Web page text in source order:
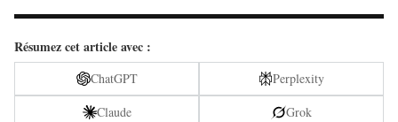
Résumez cet article avec :
ChatGPT
Perplexity
Claude
Grok